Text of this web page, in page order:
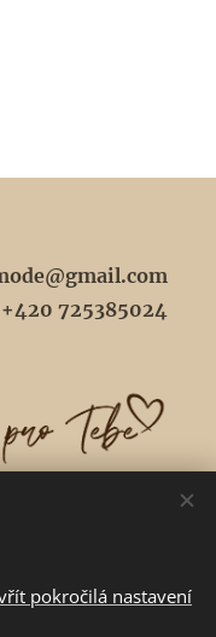
+420 725385024
pokročilá nastavení